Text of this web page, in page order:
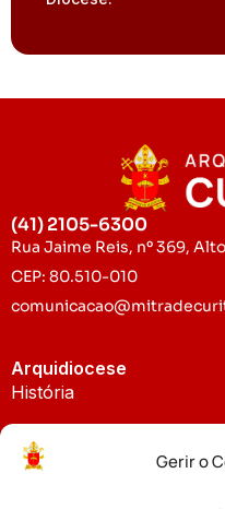
Gerir o
(41) 2105-6300
Rua Jaime Reis, nº 369,
CEP: 80.510-010
Arquidiocese
História
Padroeira